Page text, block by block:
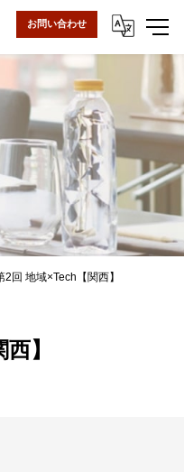
お問い合わせ
2回 地域×Tech【関西】
】